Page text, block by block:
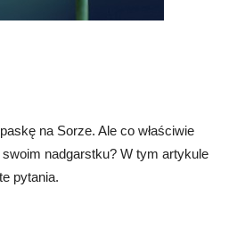
na Sorze. Ale co właściwie
nadgarstku? W tym artykule
pytania.